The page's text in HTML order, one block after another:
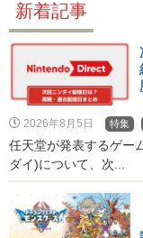
新着記事
2026年8月5日 特集
任天堂が発表するゲー
ダイ)について、次...